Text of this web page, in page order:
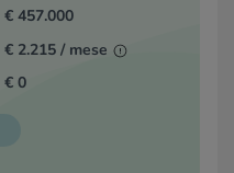
€ 457.000
€ 2.215 / mese
€ 0